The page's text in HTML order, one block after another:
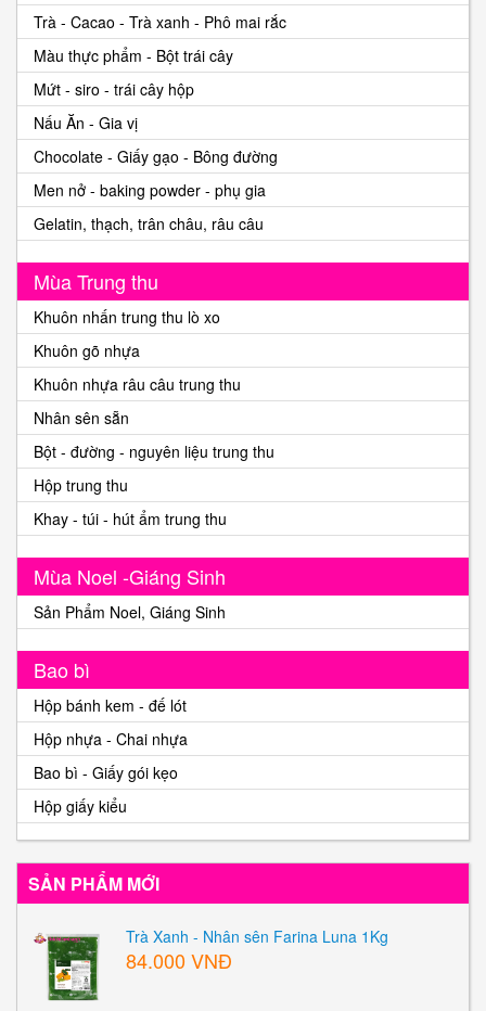
Trà - Cacao - Trà xanh - Phô mai rắc
Màu thực phẩm - Bột trái cây
Mứt - siro - trái cây hộp
Nấu Ăn - Gia vị
Chocolate - Giấy gạo - Bông đường
Men nở - baking powder - phụ gia
Gelatin, thạch, trân châu, râu câu
Mùa Trung thu
Khuôn nhấn trung thu lò xo
Khuôn gõ nhựa
Khuôn nhựa râu câu trung thu
Nhân sên sẵn
Bột - đường - nguyên liệu trung thu
Hộp trung thu
Khay - túi - hút ẩm trung thu
Mùa Noel -Giáng Sinh
Sản Phẩm Noel, Giáng Sinh
Bao bì
Hộp bánh kem - đế lót
Hộp nhựa - Chai nhựa
Bao bì - Giấy gói kẹo
Hộp giấy kiểu
SẢN PHẨM MỚI
Trà Xanh - Nhân sên Farina Luna 1Kg
84.000 VNĐ